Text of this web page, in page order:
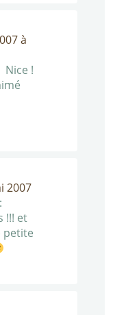
à
!
2007
!!! et
petite